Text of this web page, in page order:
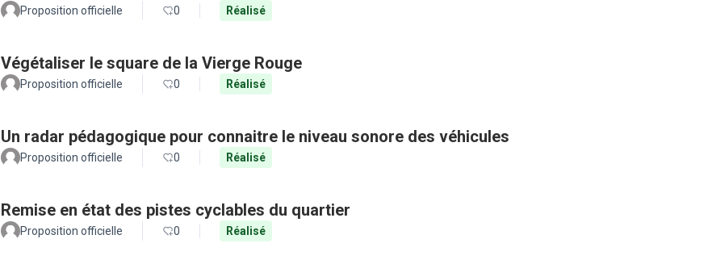
Proposition officielle 0 Réalisé
Végétaliser le square de la Vierge Rouge
Proposition officielle 0 Réalisé
Un radar pédagogique pour connaitre le niveau sonore des véhicules
Proposition officielle 0 Réalisé
Remise en état des pistes cyclables du quartier
Proposition officielle 0 Réalisé